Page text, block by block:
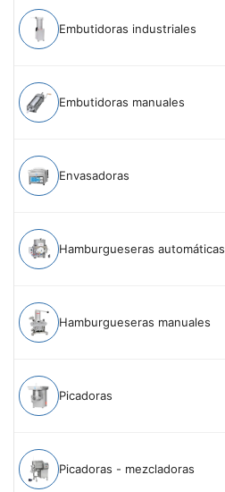
Embutidoras industriales
Embutidoras manuales
Envasadoras
Hamburgueseras automáticas
Hamburgueseras manuales
Picadoras
Picadoras - mezcladoras